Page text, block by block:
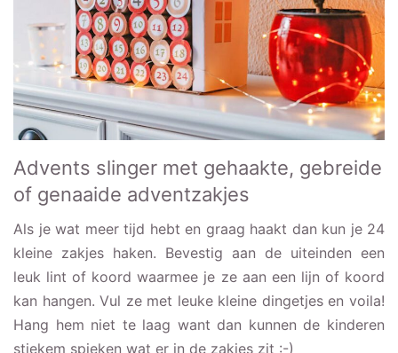
Advents slinger met gehaakte, gebreide
of genaaide adventzakjes
Als je wat meer tijd hebt en graag haakt dan kun je 24
kleine zakjes haken. Bevestig aan de uiteinden een
leuk lint of koord waarmee je ze aan een lijn of koord
kan hangen. Vul ze met leuke kleine dingetjes en voila!
Hang hem niet te laag want dan kunnen de kinderen
stiekem spieken wat er in de zakjes zit :-)